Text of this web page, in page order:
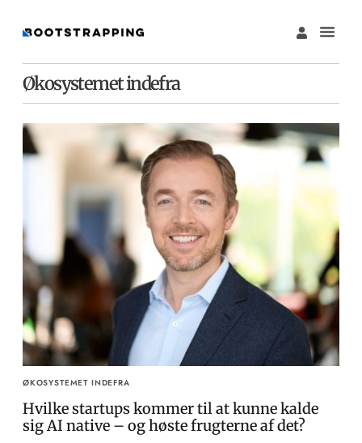
Økosystemet indefra
ØKOSYSTEMET INDEFRA
Hvilke startups kommer til at kunne kalde
sig AI native – og høste frugterne af det?